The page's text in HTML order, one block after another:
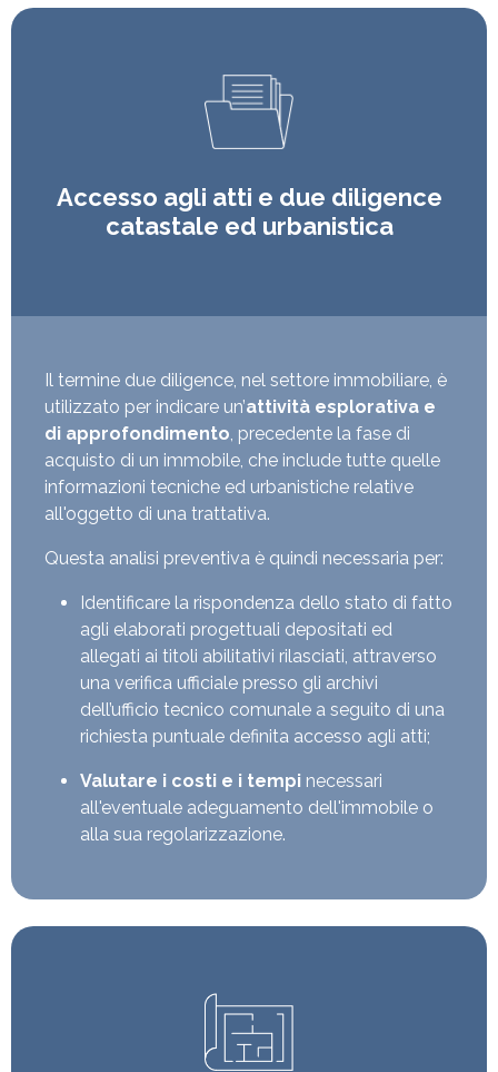
Accesso agli atti e due diligence
catastale ed urbanistica
Il termine due diligence, nel settore immobiliare, è
utilizzato per indicare un’attività esplorativa e
di approfondimento, precedente la fase di
acquisto di un immobile, che include tutte quelle
informazioni tecniche ed urbanistiche relative
all'oggetto di una trattativa.
Questa analisi preventiva è quindi necessaria per:
Identificare la rispondenza dello stato di fatto
agli elaborati progettuali depositati ed
allegati ai titoli abilitativi rilasciati, attraverso
una verifica ufficiale presso gli archivi
dell’ufficio tecnico comunale a seguito di una
richiesta puntuale definita accesso agli atti;
Valutare i costi e i tempi necessari
all'eventuale adeguamento dell'immobile o
alla sua regolarizzazione.